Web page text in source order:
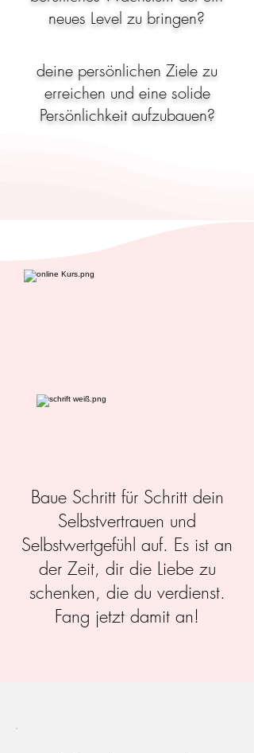
neues Level zu bringen?
deine persönlichen Ziele zu
erreichen und eine solide
Persönlichkeit aufzubauen?
Baue Schritt für Schritt dein
Selbstvertrauen und
Selbstwertgefühl auf. Es ist an
der Zeit, dir die Liebe zu
schenken, die du verdienst.
Fang jetzt damit an!